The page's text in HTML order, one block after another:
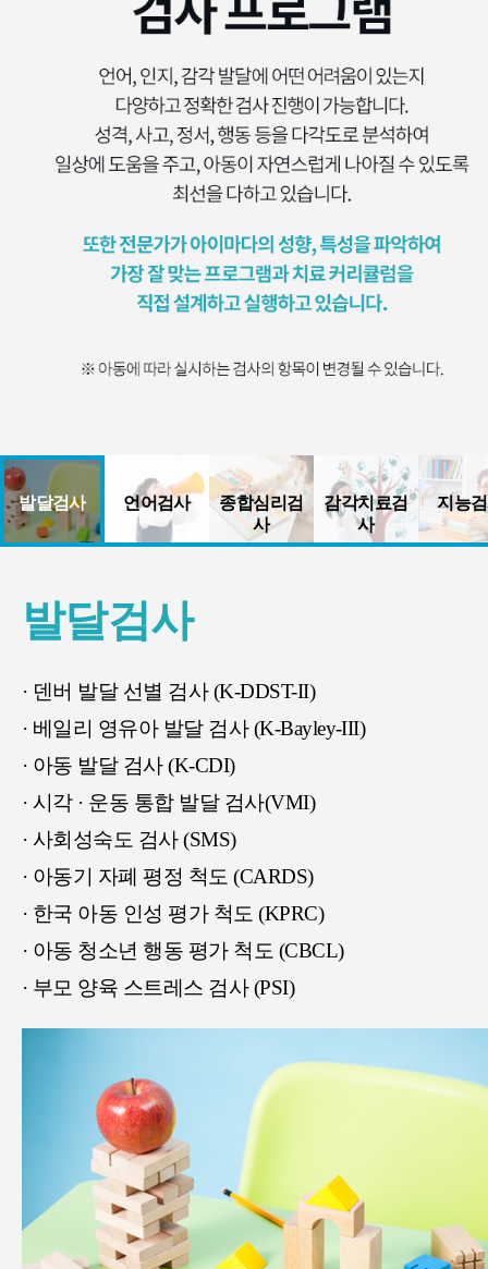
발달검사 언어검사
종합심리검
사
감각치료검
사
지능
발달검사
· 덴버 발달 선별 검사 (K-DDST-II)
· 베일리 영유아 발달 검사 (K-Bayley-III)
· 아동 발달 검사 (K-CDI)
· 시각 · 운동 통합 발달 검사(VMI)
· 사회성숙도 검사 (SMS)
· 아동기 자폐 평정 척도 (CARDS)
· 한국 아동 인성 평가 척도 (KPRC)
· 아동 청소년 행동 평가 척도 (CBCL)
· 부모 양육 스트레스 검사 (PSI)